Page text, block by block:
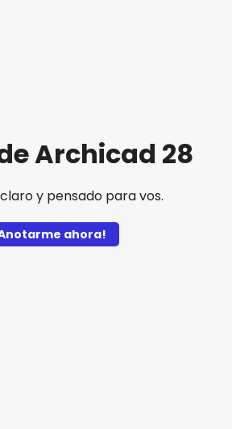
Archicad 28
y pensado para vos.
ahora!